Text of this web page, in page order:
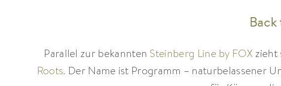
Back
Parallel zur bekannten Steinberg Line by FOX zieht
Roots. Der Name ist Programm – naturbelassener